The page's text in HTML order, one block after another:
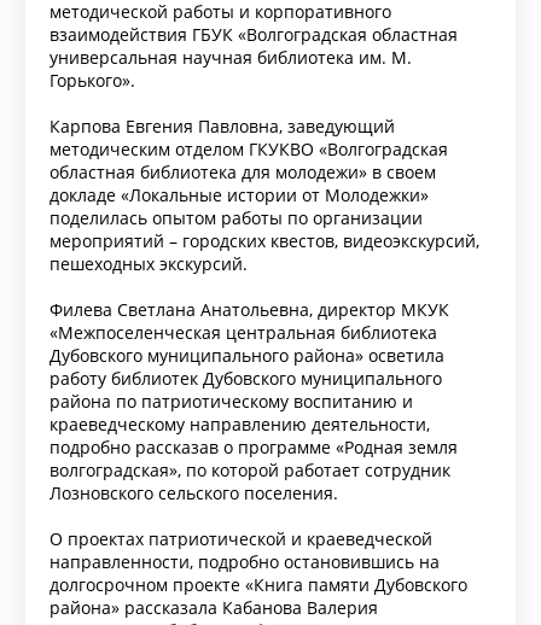
методической работы и корпоративного
взаимодействия ГБУК «Волгоградская областная
универсальная научная библиотека им. М.
Горького».
Карпова Евгения Павловна, заведующий
методическим отделом ГКУКВО «Волгоградская
областная библиотека для молодежи» в своем
докладе «Локальные истории от Молодежки»
поделилась опытом работы по организации
мероприятий – городских квестов, видеоэкскурсий,
пешеходных экскурсий.
Филева Светлана Анатольевна, директор МКУК
«Межпоселенческая центральная библиотека
Дубовского муниципального района» осветила
работу библиотек Дубовского муниципального
района по патриотическому воспитанию и
краеведческому направлению деятельности,
подробно рассказав о программе «Родная земля
волгоградская», по которой работает сотрудник
Лозновского сельского поселения.
О проектах патриотической и краеведческой
направленности, подробно остановившись на
долгосрочном проекте «Книга памяти Дубовского
района» рассказала Кабанова Валерия